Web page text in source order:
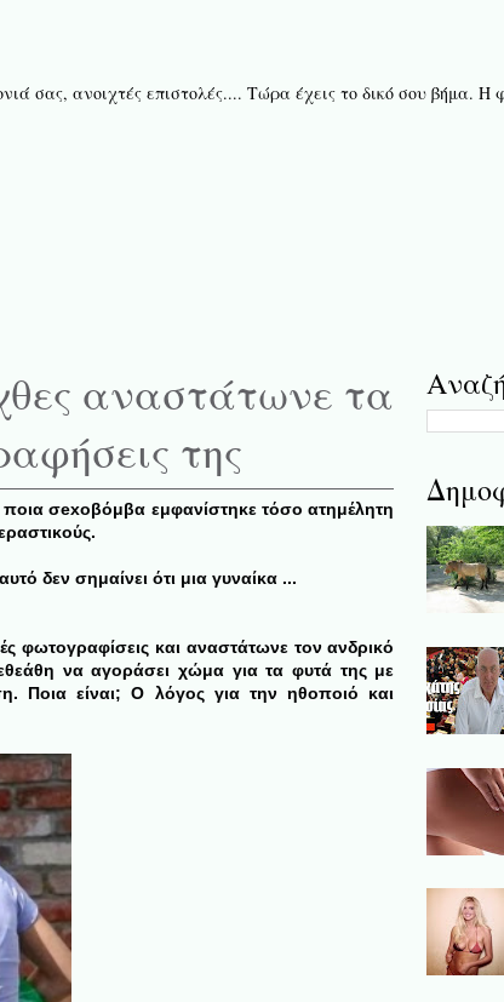
σας, ανοιχτές επιστολές.... Τώρα έχεις το δικό σου βήμα.
αναστάτωνε τα
της
ποια σexοβόμβα εμφανίστηκε τόσο ατημέλητη
δεν σημαίνει ότι μια γυναίκα ...
φωτογραφίσεις και αναστάτωνε τον ανδρικό
να αγοράσει χώμα για τα φυτά της με
Ποια είναι; Ο λόγος για την ηθοποιό και